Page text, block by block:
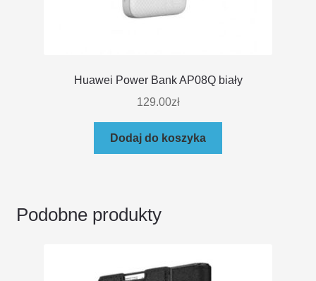
Huawei Power Bank AP08Q biały
129.00zł
Dodaj do koszyka
Podobne produkty